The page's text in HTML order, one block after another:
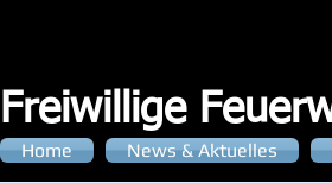
Freiwillige
Home News & Aktuelles